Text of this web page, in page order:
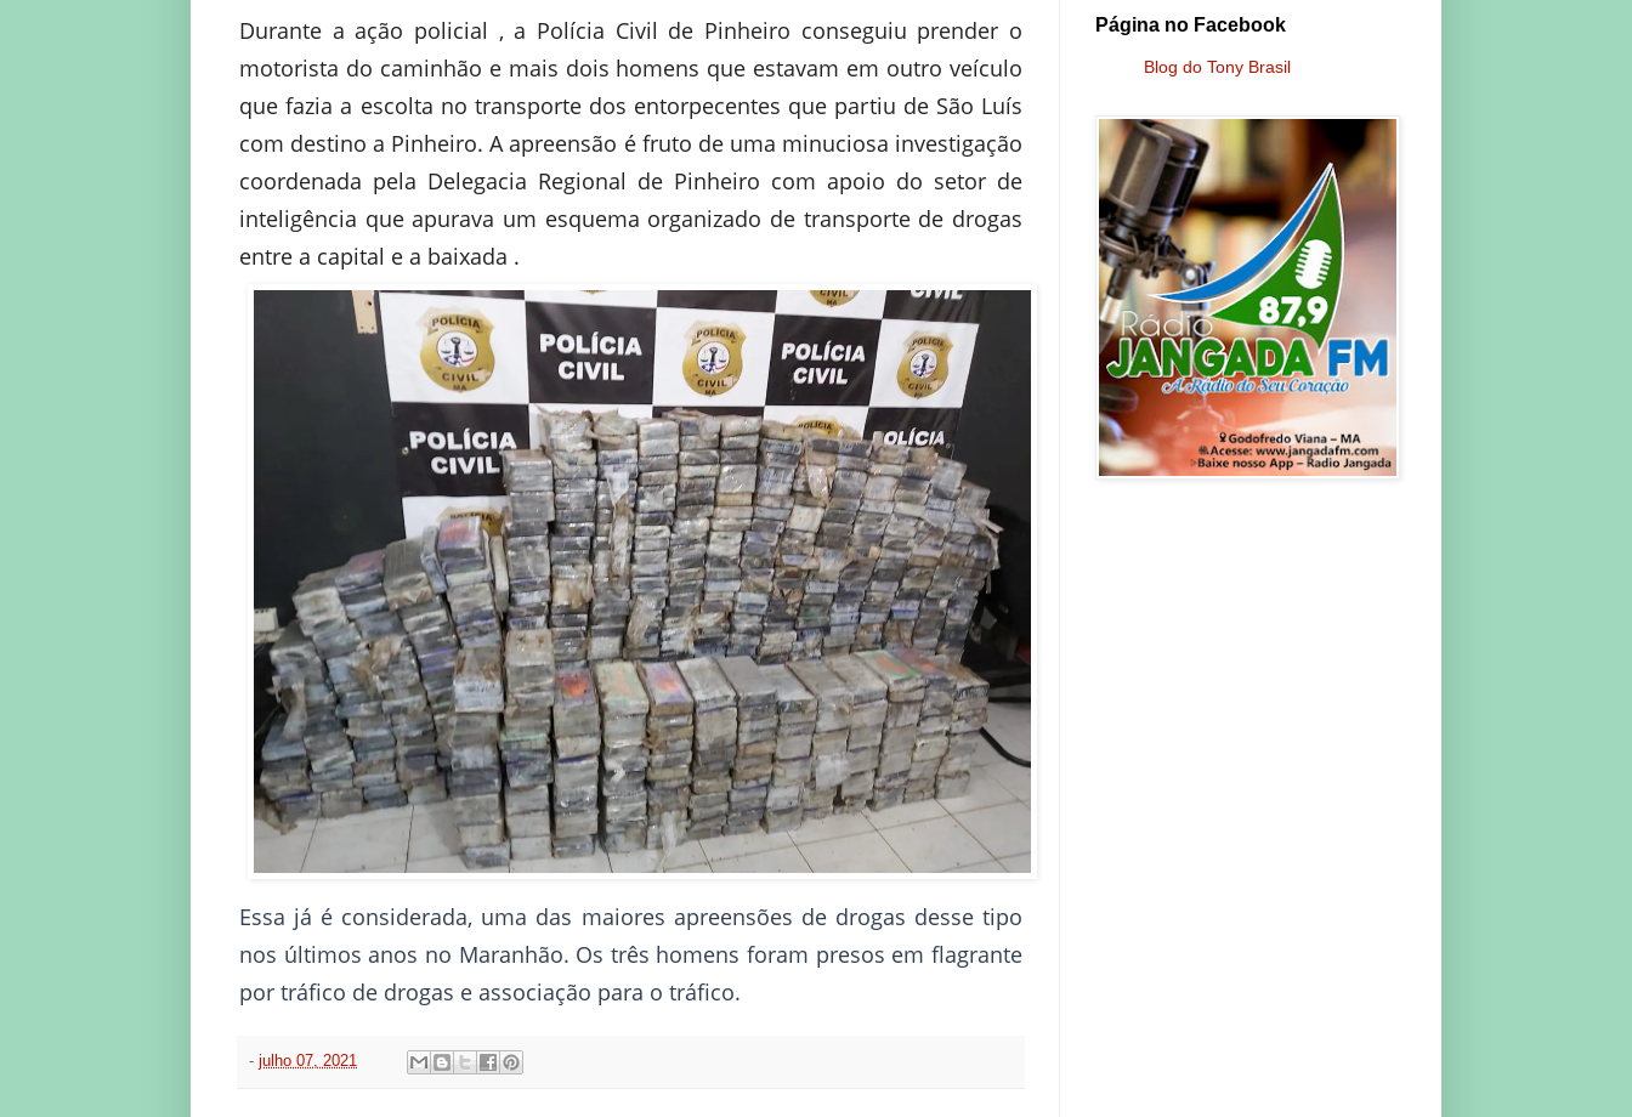
Durante a ação policial , a Polícia Civil de Pinheiro conseguiu prender o
motorista do caminhão e mais dois homens que estavam em outro veículo
que fazia a escolta no transporte dos entorpecentes que partiu de São Luís
com destino a Pinheiro. A apreensão é fruto de uma minuciosa investigação
coordenada pela Delegacia Regional de Pinheiro com apoio do setor de
inteligência que apurava um esquema organizado de transporte de drogas
entre a capital e a baixada .
Essa já é considerada, uma das maiores apreensões de drogas desse tipo
nos últimos anos no Maranhão. Os três homens foram presos em flagrante
por tráfico de drogas e associação para o tráfico.
- julho 07, 2021
Página no Facebook
Blog do Tony Brasil